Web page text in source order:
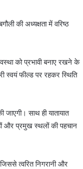
की अध्यक्षता में वरिष्ठ
को प्रभावी बनाए रखने के
स्वयं फील्ड पर रहकर स्थिति
साथ ही यातायात
और प्रमुख स्थलों की पहचान
त्वरित निगरानी और